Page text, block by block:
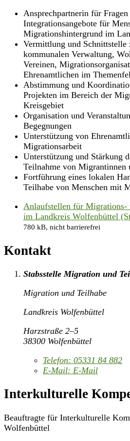
Ansprechpartnerin für
Integrationsangebote für
Migrationshintergrund im
Vermittlung und Schnittstelle
kommunalen Verwaltung,
Vereinen,
Ehrenamtlichen im
Abstimmung und
Projekten im Bereich der
Kreisgebiet
Organisation und
Begegnungen
Unterstützung von
Migrationsarbeit
Unterstützung und Stärkung
Teilnahme von Migrantinnen
Fortführung eines lokalen
Teilhabe von Menschen mit
Anlaufstellen für Migrations-
im Landkreis Wolfenbüttel
780 kB, nicht barrierefrei
Kontakt
Stabsstelle Migration und
Migration und Teilhabe
Landkreis Wolfenbüttel
Harzstraße 2–5
38300 Wolfenbüttel
Telefon: 05331 84 882
E-Mail: E-Mail
Interkulturelle
Beauftragte für Interkulturelle
Wolfenbüttel